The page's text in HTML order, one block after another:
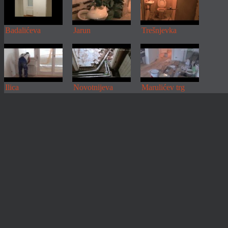
Badalićeva Jarun Trešnjevka
Ilica Novotnijeva Marulićev trg